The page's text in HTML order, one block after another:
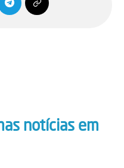
notícias em